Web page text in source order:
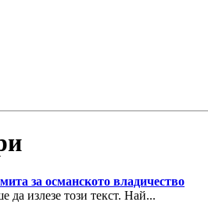
за османското владичество
да излезе този текст. Най...